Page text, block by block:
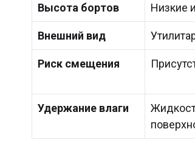
Высота бортов Низкие
Внешний вид
Риск смещения
Удержание влаги